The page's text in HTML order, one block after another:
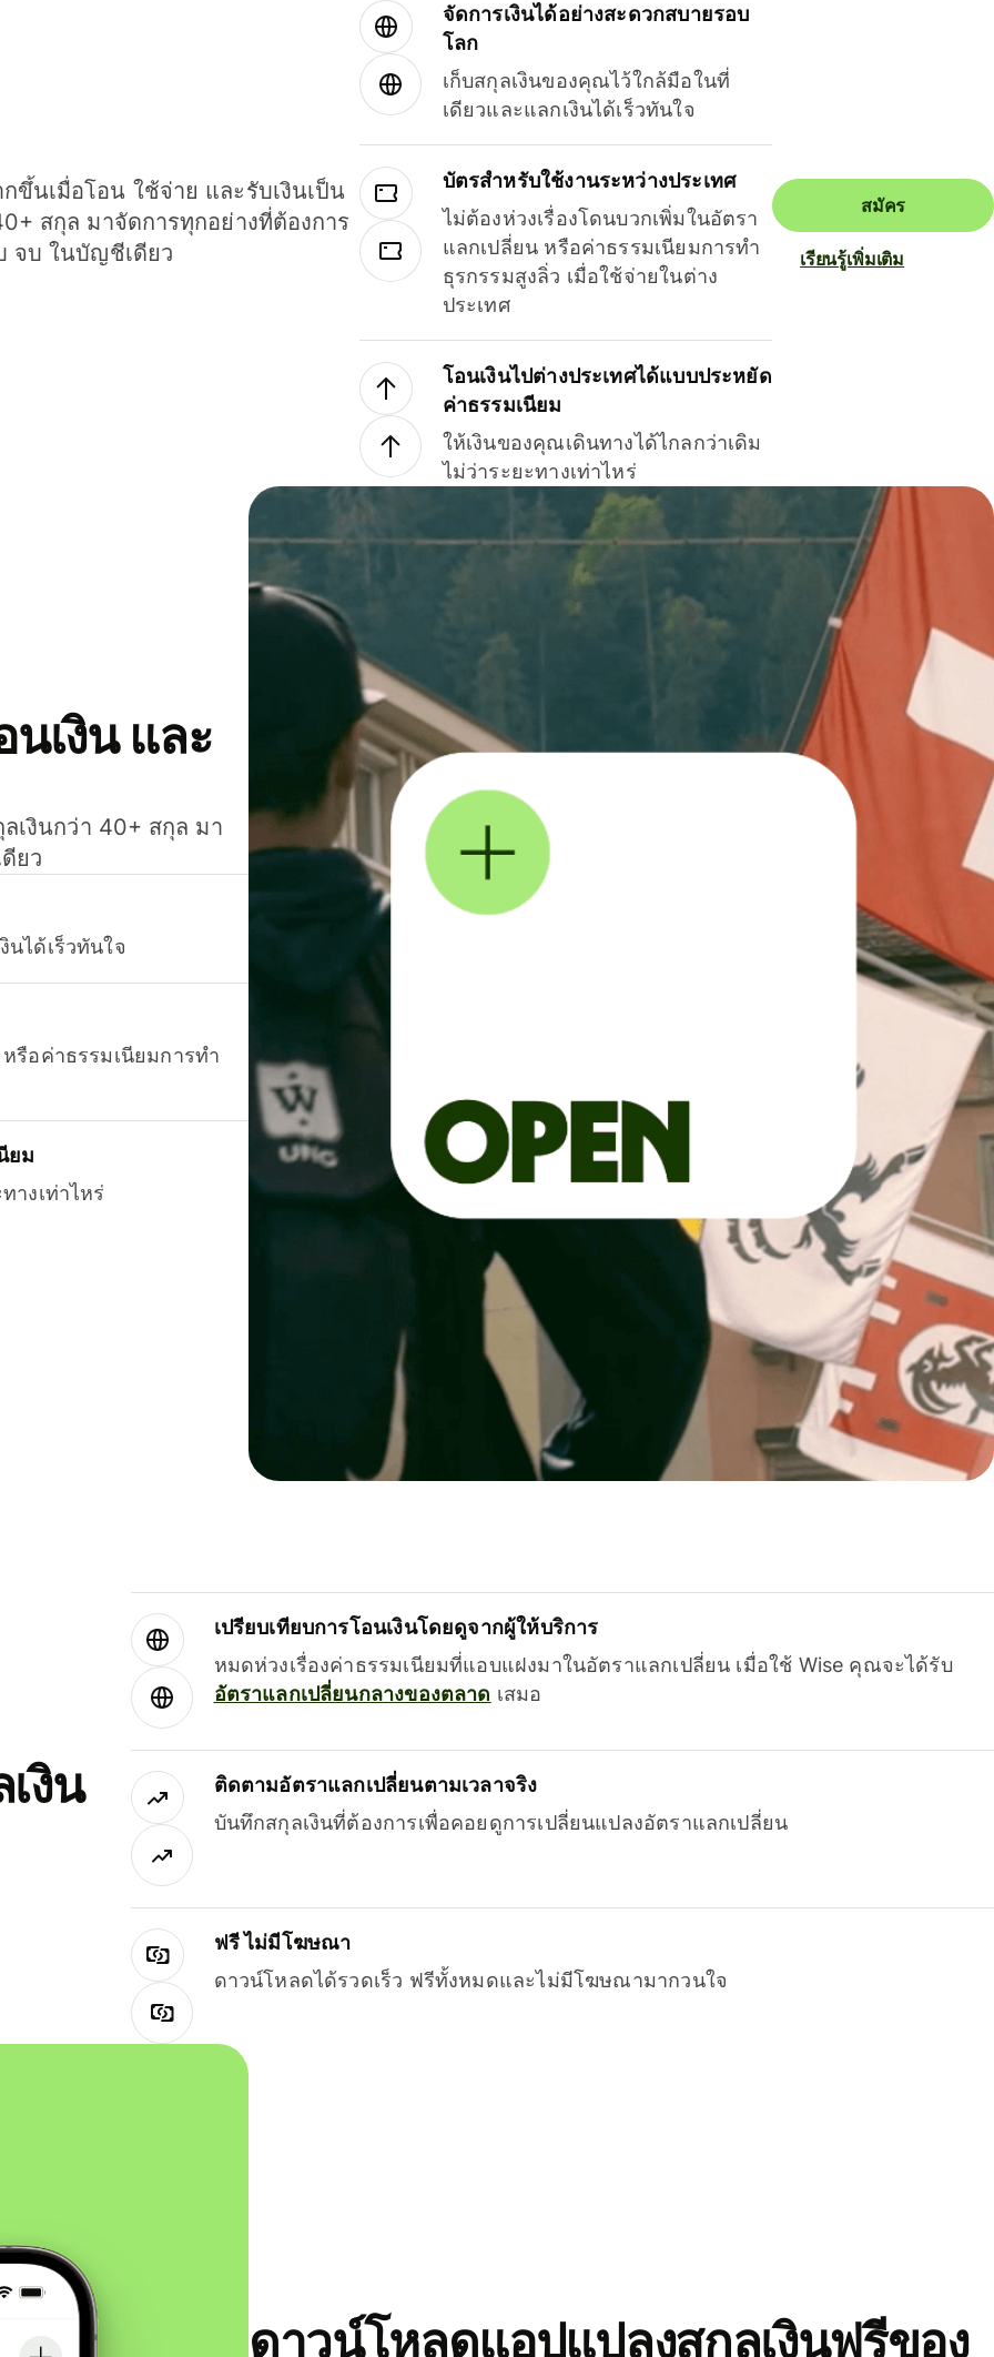
ขึ้นเมื่อโอน ใช้จ่าย และรับเงินเป็น
สกุล มาจัดการทุกอย่างที่ต้องการ
จบ ในบัญชีเดียว
จัดการเงินได้อย่างสะดวกสบายรอบ
โลก
เก็บสกุลเงินของคุณไว้ใกล้มือในที่
เดียวและแลกเงินได้เร็วทันใจ
บัตรสำหรับใช้งานระหว่างประเทศ
ไม่ต้องห่วงเรื่องโดนบวกเพิ่มในอัตรา
แลกเปลี่ยน หรือค่าธรรมเนียมการทำ
ธุรกรรมสูงลิ่ว เมื่อใช้จ่ายในต่าง
ประเทศ
โอนเงินไปต่างประเทศได้แบบประหยัด
ค่าธรรมเนียม
ให้เงินของคุณเดินทางได้ไกลกว่าเดิม
ไม่ว่าระยะทางเท่าไหร่
สมัคร
เรียนรู้เพิ่มเติม
เงิน และ
เงินกว่า 40+ สกุล มา
ยว
นได้เร็วทันใจ
รือค่าธรรมเนียมการทำ
ยม
างเท่าไหร่
งิน
เปรียบเทียบการโอนเงินโดยดูจากผู้ให้บริการ
หมดห่วงเรื่องค่าธรรมเนียมที่แอบแฝงมาในอัตราแลกเปลี่ยน เมื่อใช้ Wise คุณจะได้รับ
อัตราแลกเปลี่ยนกลางของตลาด เสมอ
ติดตามอัตราแลกเปลี่ยนตามเวลาจริง
บันทึกสกุลเงินที่ต้องการเพื่อคอยดูการเปลี่ยนแปลงอัตราแลกเปลี่ยน
ฟรี ไม่มีโฆษณา
ดาวน์โหลดได้รวดเร็ว ฟรีทั้งหมดและไม่มีโฆษณามากวนใจ
ดาวน์โหลดแอปแปลงสกุลเงินฟรีของ